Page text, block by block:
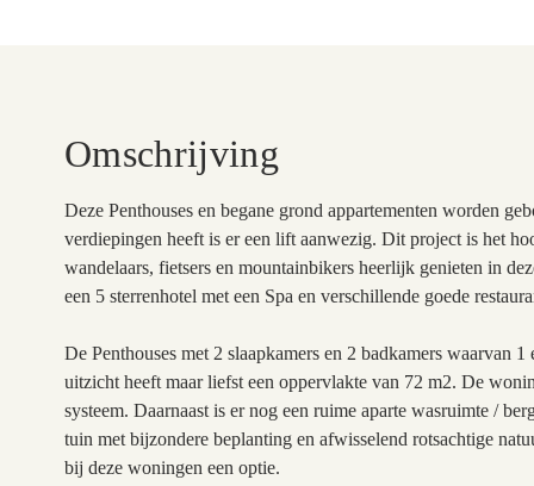
Omschrijving
Deze Penthouses en begane grond appartementen worden
verdiepingen heeft is er een lift aanwezig. Dit project is het
wandelaars, fietsers en mountainbikers heerlijk genieten in
een 5 sterrenhotel met een Spa en verschillende goede
De Penthouses met 2 slaapkamers en 2 badkamers
uitzicht heeft maar liefst een oppervlakte van 72 m2. De
systeem. Daarnaast is er nog een ruime aparte wasruimte /
tuin met bijzondere beplanting en afwisselend rotsachtige
bij deze woningen een optie.